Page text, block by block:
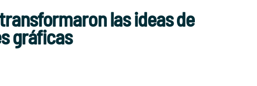
las ideas de
gráficas